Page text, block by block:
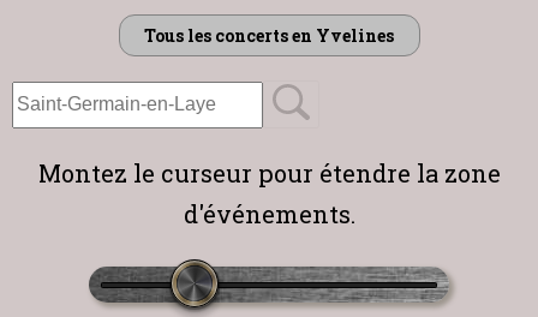
Tous les concerts en Yvelines
Montez le curseur pour étendre la zone
d'événements.